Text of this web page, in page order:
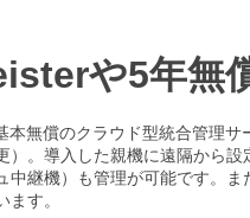
や5年無
本無償のクラウド型統合管理
）。導入した親機に遠隔から
中継機）も管理が可能です。
す。